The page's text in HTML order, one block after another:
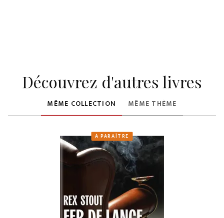
Découvrez d'autres livres
MÊME COLLECTION MÊME THÈME
À PARAÎTRE